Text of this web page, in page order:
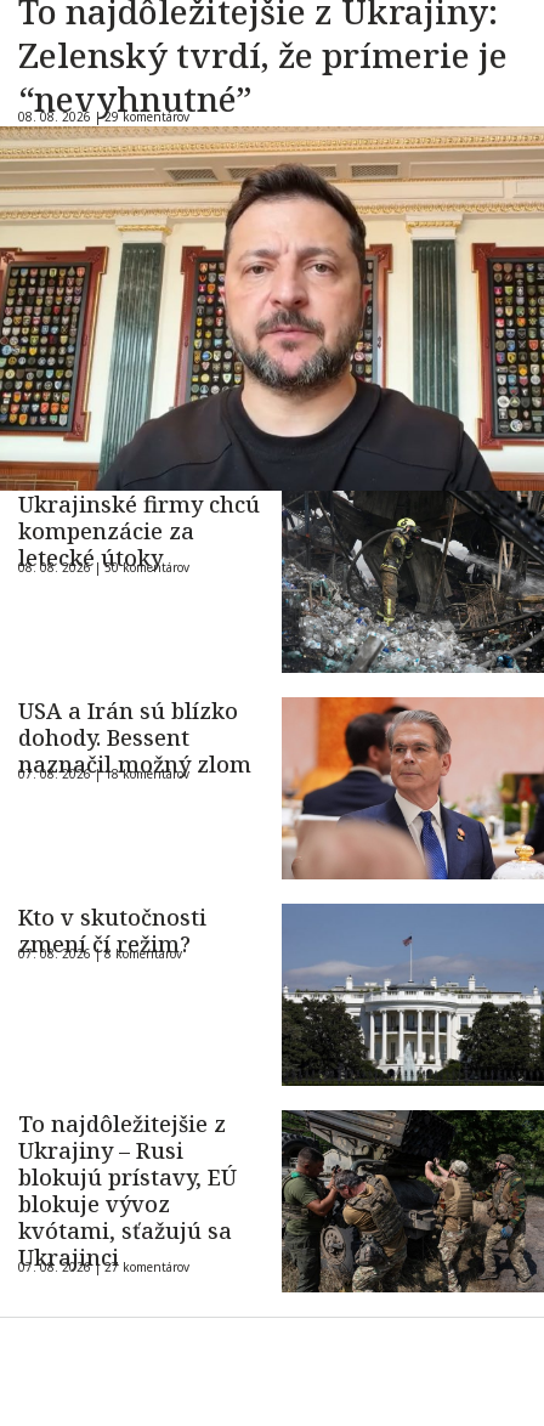
To najdôležitejšie z Ukrajiny:
Zelenský tvrdí, že prímerie je
“nevyhnutné”
08. 08. 2026 |29 komentárov
Ukrajinské firmy chcú
kompenzácie za
letecké útoky
08. 08. 2026 |50 komentárov
USA a Irán sú blízko
dohody. Bessent
naznačil možný zlom
07. 08. 2026 |18 komentárov
Kto v skutočnosti
zmení čí režim?
07. 08. 2026 |8 komentárov
To najdôležitejšie z
Ukrajiny – Rusi
blokujú prístavy, EÚ
blokuje vývoz
kvótami, sťažujú sa
Ukrajinci
07. 08. 2026 |27 komentárov